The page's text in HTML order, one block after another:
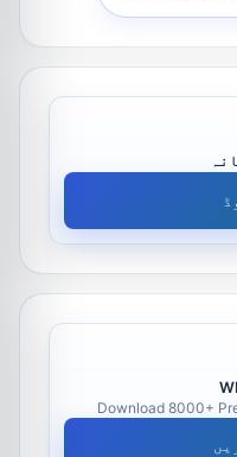
Download 8000+